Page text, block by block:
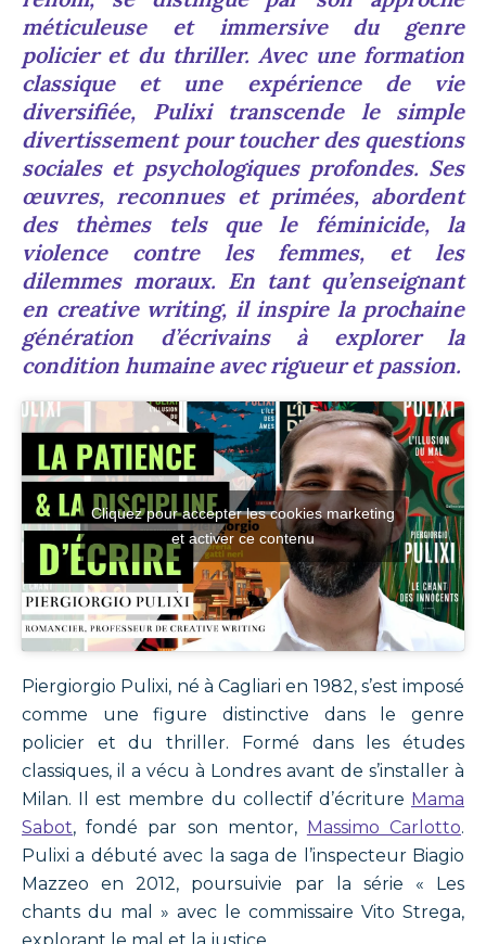
méticuleuse et immersive du genre
policier et du thriller. Avec une formation
classique et une expérience de vie
diversifiée, Pulixi transcende le simple
divertissement pour toucher des questions
sociales et psychologiques profondes. Ses
œuvres, reconnues et primées, abordent
des thèmes tels que le féminicide, la
violence contre les femmes, et les
dilemmes moraux. En tant qu’enseignant
en creative writing, il inspire la prochaine
génération d’écrivains à explorer la
condition humaine avec rigueur et passion.
Cliquez pour accepter les cookies marketing
et activer ce contenu
Piergiorgio Pulixi, né à Cagliari en 1982, s’est imposé
comme une figure distinctive dans le genre
policier et du thriller. Formé dans les études
classiques, il a vécu à Londres avant de s’installer à
Milan. Il est membre du collectif d’écriture Mama
Sabot, fondé par son mentor, Massimo Carlotto.
Pulixi a débuté avec la saga de l’inspecteur Biagio
Mazzeo en 2012, poursuivie par la série « Les
chants du mal » avec le commissaire Vito Strega,
explorant le mal et la justice.